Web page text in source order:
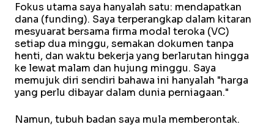
Fokus utama saya hanyalah satu: mendapatkan
dana (funding). Saya terperangkap dalam kitaran
mesyuarat bersama firma modal teroka (VC)
setiap dua minggu, semakan dokumen tanpa
henti, dan waktu bekerja yang berlarutan hingga
ke lewat malam dan hujung minggu. Saya
memujuk diri sendiri bahawa ini hanyalah "harga
yang perlu dibayar dalam dunia perniagaan."
Namun, tubuh badan saya mula memberontak.